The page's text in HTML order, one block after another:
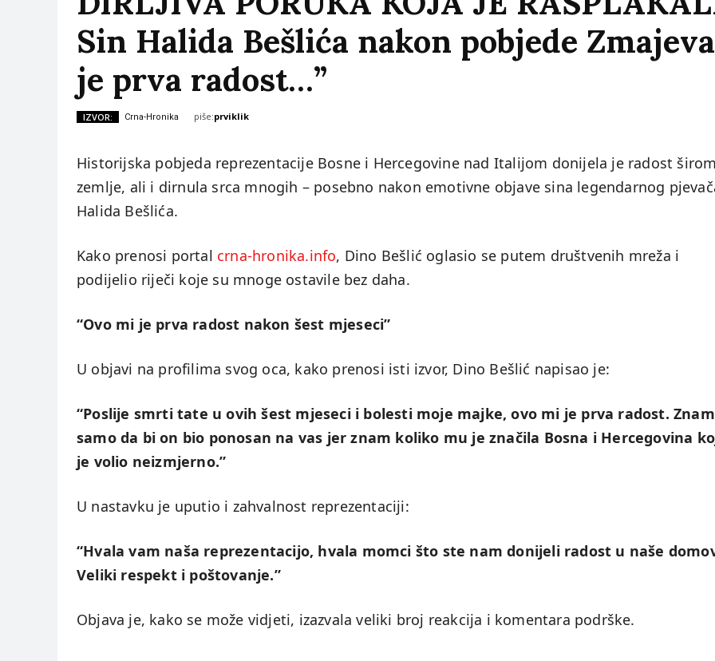
Sin Halida Bešlića nakon pobjede
je prva radost…”
IZVOR: Crna-Hronika piše:prviklik
Historijska pobjeda reprezentacije Bosne i Hercegovine nad Italijom donijela je radost širom
zemlje, ali i dirnula srca mnogih – posebno nakon emotivne objave sina legendarnog
Halida Bešlića.
Kako prenosi portal crna-hronika.info, Dino Bešlić oglasio se putem društvenih mreža i
podijelio riječi koje su mnoge ostavile bez daha.
“Ovo mi je prva radost nakon šest mjeseci”
U objavi na profilima svog oca, kako prenosi isti izvor, Dino Bešlić napisao je:
“Poslije smrti tate u ovih šest mjeseci i bolesti moje majke, ovo mi je prva radost. Znam
samo da bi on bio ponosan na vas jer znam koliko mu je značila Bosna i Hercegovina
je volio neizmjerno.”
U nastavku je uputio i zahvalnost reprezentaciji:
“Hvala vam naša reprezentacijo, hvala momci što ste nam donijeli radost u naše
Veliki respekt i poštovanje.”
Objava je, kako se može vidjeti, izazvala veliki broj reakcija i komentara podrške.